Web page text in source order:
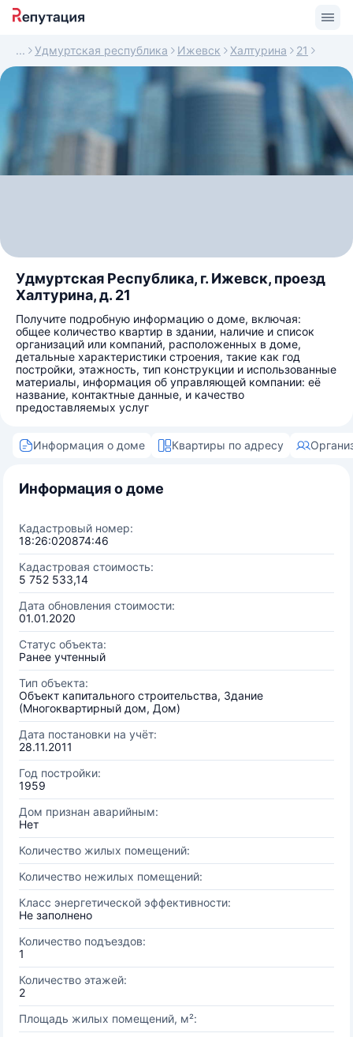
Удмуртская республика Ижевск Халтурина 21
Удмуртская Республика, г. Ижевск, проезд
Халтурина, д. 21
Получите подробную информацию о доме, включая:
общее количество квартир в здании, наличие и список
организаций или компаний, расположенных в доме,
детальные характеристики строения, такие как год
постройки, этажность, тип конструкции и использованные
материалы, информация об управляющей компании: её
название, контактные данные, и качество
предоставляемых услуг
Информация о доме Квартиры по адресу
Информация о доме
Кадастровый номер:
18:26:020874:46
Кадастровая стоимость:
5 752 533,14
Дата обновления стоимости:
01.01.2020
Статус объекта:
Ранее учтенный
Тип объекта:
Объект капитального строительства, Здание
(Многоквартирный дом, Дом)
Дата постановки на учёт:
28.11.2011
Год постройки:
1959
Дом признан аварийным:
Нет
Количество жилых помещений:
Количество нежилых помещений:
Класс энергетической эффективности:
Не заполнено
Количество подъездов:
1
Количество этажей:
2
Площадь жилых помещений, м²: